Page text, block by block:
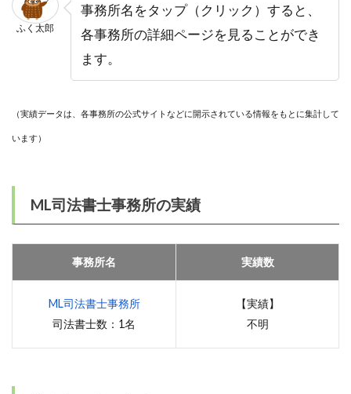
ふく太郎
事務所名をタップ（クリック）すると、
各事務所の詳細ページを見ることができ
ます。
（実績データは、各事務所の公式サイトなどに開示されている情報をもとに集計して
います）
ML司法書士事務所の実績
事務所名 実績数
ML司法書士事務所
司法書士数：1名
【実績】
不明